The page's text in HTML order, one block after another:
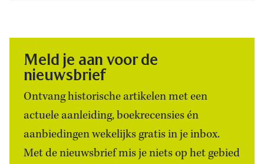
Meld je aan voor de
nieuwsbrief
Ontvang historische artikelen met een
actuele aanleiding, boekrecensies én
aanbiedingen wekelijks gratis in je inbox.
Met de nieuwsbrief mis je niets op het gebied